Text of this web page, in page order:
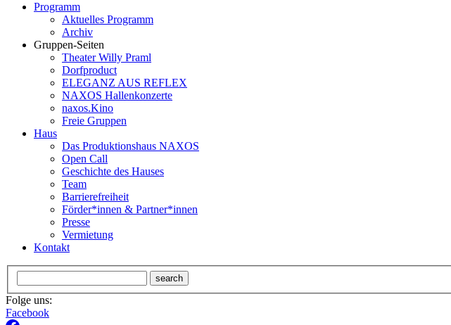
Programm
Aktuelles Programm
Archiv
Gruppen-Seiten
Theater Willy Praml
Dorfproduct
ELEGANZ AUS REFLEX
NAXOS Hallenkonzerte
naxos.Kino
Freie Gruppen
Haus
Das Produktionshaus NAXOS
Open Call
Geschichte des Hauses
Team
Barrierefreiheit
Förder*innen & Partner*innen
Presse
Vermietung
Kontakt
search
Folge uns:
Facebook